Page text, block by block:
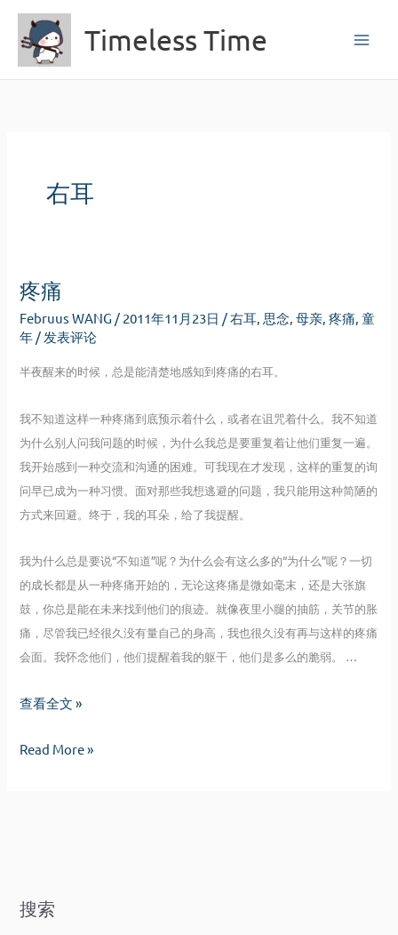
容
Timeless Time
右耳
疼痛
Februus WANG / 2011年11月23日 /右耳 思念 ,母亲 ,疼痛 ,童
年 / 发表评论
半夜醒来的时候，总是能清楚地感知到疼痛的右耳。
我不知道这样一种疼痛到底预示着什么，或者在诅咒着什么。我不知道
为什么别人问我问题的时候，为什么我总是要重复着让他们重复一遍。
我开始感到一种交流和沟通的困难。可我现在才发现，这样的重复的询
问早已成为一种习惯。面对那些我想逃避的问题，我只能用这种简陋的
方式来回避。终于，我的耳朵，给了我提醒。
我为什么总是要说“不知道”呢？为什么会有这么多的“为什么”呢？一切
的成长都是从一种疼痛开始的，无论这疼痛是微如毫末，还是大张旗
鼓，你总是能在未来找到他们的痕迹。就像夜里小腿的抽筋，关节的胀
痛，尽管我已经很久没有量自己的身高，我也很久没有再与这样的疼痛
会面。我怀念他们，他们提醒着我的躯干，他们是多么的脆弱。 …
疼
查看全文 »
疼
Read More »
搜索